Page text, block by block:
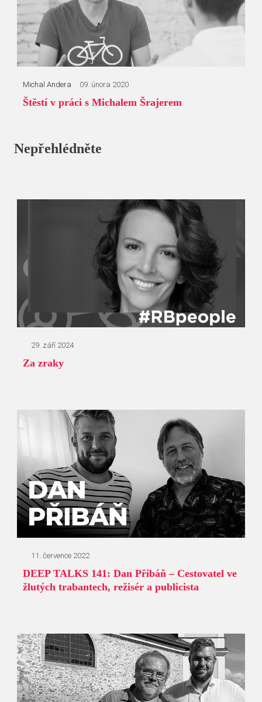
Michal Andera 09. února 2020
Štěstí v práci s Michalem Šrajerem
Nepřehlédněte
29. září 2024
Za zraky
11. července 2022
DEEP TALKS 141: Dan Přibáň – Cestovatel ve
žlutých trabantech, režisér a publicista